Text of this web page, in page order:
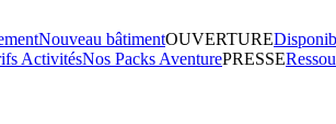
Nouveau bâtimentOUVERTURE
ActivitésNos Packs AventurePRESSE